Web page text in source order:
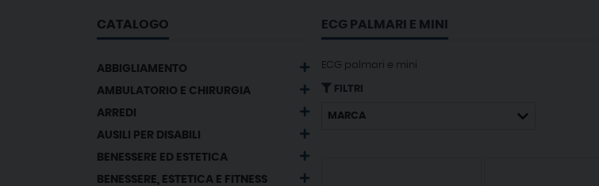
CATALOGO
ABBIGLIAMENTO
AMBULATORIO E CHIRURGIA
ARREDI
AUSILI PER DISABILI
BENESSERE ED ESTETICA
BENESSERE, ESTETICA E FITNESS
ECG PALMARI E MINI
ECG palmari e mini
FILTRI
MARCA